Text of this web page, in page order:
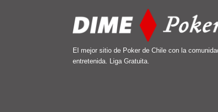
El mejor sitio de Poker de Chile con la
entretenida. Liga Gratuita.